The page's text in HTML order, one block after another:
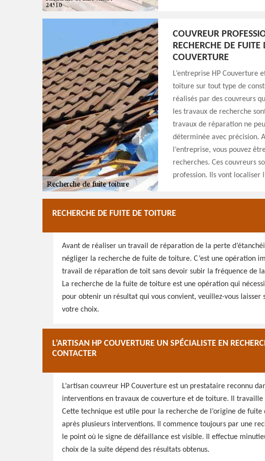
COUVREUR
RECHERCHE DE
COUVERTURE
L’entreprise HP Couverture
toiture sur tout type de
réalisés par des couvreurs
les travaux de recherche
travaux de réparation ne
déterminée avec précision.
l’entreprise, vous pouvez
recherches. Ces couvreurs
profession. Ils vont localiser
RECHERCHE DE FUITE DE TOITURE
Avant de réaliser un travail de réparation de la perte
négliger la recherche de fuite de toiture. C’est une opération
travail de réparation de toit sans devoir subir la fréquence de
La recherche de la fuite de toiture est une opération qui
pour obtenir un résultat qui vous convient, veuillez-vous
votre choix.
L’ARTISAN HP COUVERTURE UN SPÉCIALISTE EN
CONTACTER
L’artisan couvreur HP Couverture est un prestataire reconnu
interventions en travaux de couverture et de toiture. Il travaille
Cette technique est utile pour la recherche de l’origine de
après plusieurs interventions. Il commence toujours par une
le point où le signe de défaillance est visible. Il effectue
choix de la suite dépend des résultats obtenus.